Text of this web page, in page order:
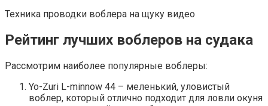
Техника проводки воблера на щуку видео
Рейтинг лучших воблеров на судака
Рассмотрим наиболее популярные воблеры:
Yo-Zuri L-minnow 44 – меленький, уловистый
воблер, который отлично подходит для ловли окуня